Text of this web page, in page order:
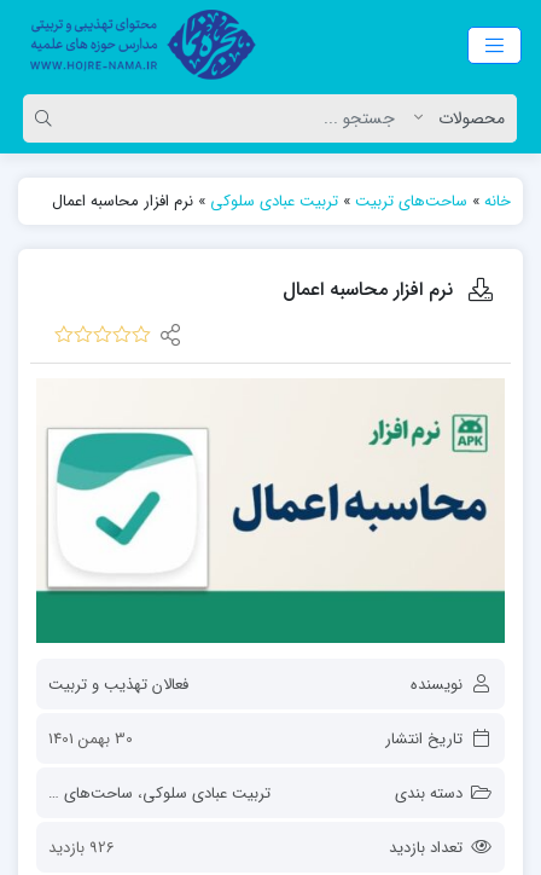
خانه» ساحت‌های تربیت» تربیت عبادی سلوکی » نرم افزار محاسبه اعمال
نرم افزار محاسبه اعمال
نویسنده فعالان تهذیب و تربیت
تاریخ انتشار 30 بهمن 1401
دسته بندی تربیت عبادی سلوکی، ساحت‌های تربیت
تعداد بازدید 926 بازدید